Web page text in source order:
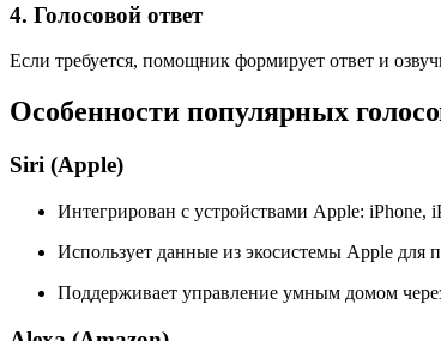
4. Голосовой ответ
Если требуется, помощник формирует ответ и
Особенности популярных
Siri (Apple)
Интегрирован с устройствами Apple: iPhone,
Использует данные из экосистемы Apple для
Поддерживает управление умным домом